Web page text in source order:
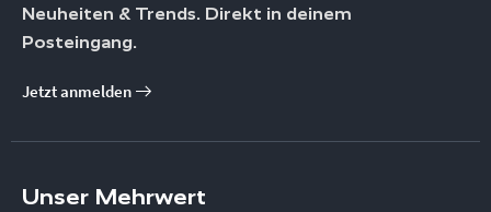
Neuheiten & Trends. Direkt in deinem
Posteingang.
Jetzt anmelden
Unser Mehrwert